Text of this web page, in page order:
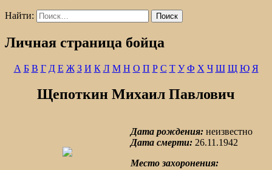
Найти:
Личная страница бойца
А Б В Г Д Е Ж З И К Л М Н О П Р С Т У Ф Х Ч Ш Щ Ю Я
Щепоткин Михаил Павлович
Дата рождения: неизвестно
Дата смерти: 26.11.1942
Место захоронения: